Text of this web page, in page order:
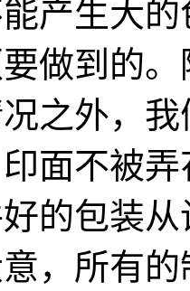
产生大
做到的
之外，
面不被
的包装
，所有